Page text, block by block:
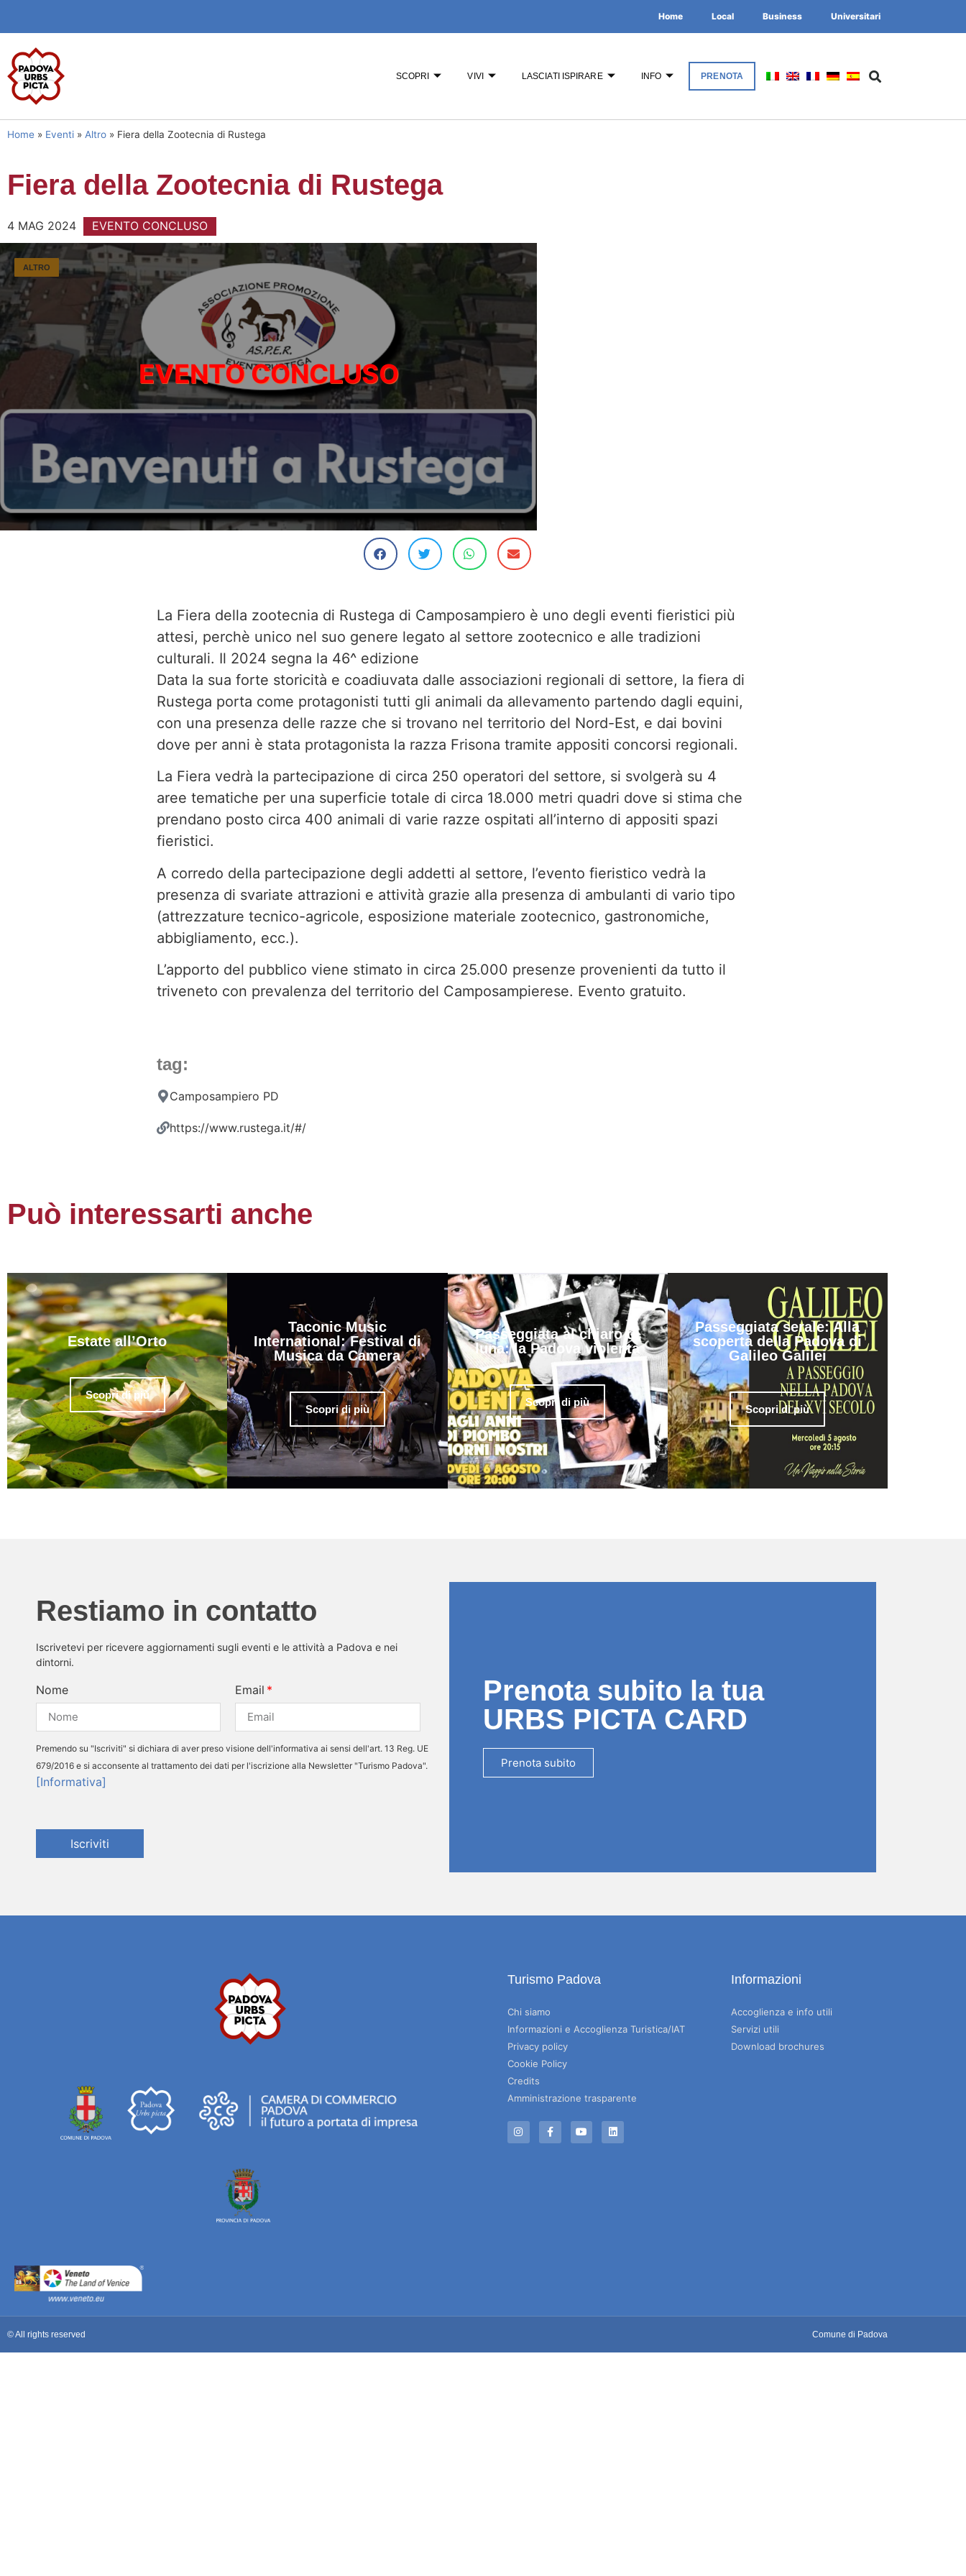
Home Local Business Universitari
SCOPRI VIVI LASCIATI ISPIRARE INFO PRENOTA
Home » Eventi » Altro » Fiera della Zootecnia di Rustega
Fiera della Zootecnia di Rustega
4 MAG 2024 EVENTO CONCLUSO
ALTRO
La Fiera della zootecnia di Rustega di Camposampiero è uno degli eventi fieristici più
attesi, perchè unico nel suo genere legato al settore zootecnico e alle tradizioni
culturali. Il 2024 segna la 46^ edizione
Data la sua forte storicità e coadiuvata dalle associazioni regionali di settore, la fiera di
Rustega porta come protagonisti tutti gli animali da allevamento partendo dagli equini,
con una presenza delle razze che si trovano nel territorio del Nord-Est, e dai bovini
dove per anni è stata protagonista la razza Frisona tramite appositi concorsi regionali.
La Fiera vedrà la partecipazione di circa 250 operatori del settore, si svolgerà su 4
aree tematiche per una superficie totale di circa 18.000 metri quadri dove si stima che
prendano posto circa 400 animali di varie razze ospitati all’interno di appositi spazi
fieristici.
A corredo della partecipazione degli addetti al settore, l’evento fieristico vedrà la
presenza di svariate attrazioni e attività grazie alla presenza di ambulanti di vario tipo
(attrezzature tecnico-agricole, esposizione materiale zootecnico, gastronomiche,
abbigliamento, ecc.).
L’apporto del pubblico viene stimato in circa 25.000 presenze provenienti da tutto il
triveneto con prevalenza del territorio del Camposampierese. Evento gratuito.
tag:
Camposampiero PD
https://www.rustega.it/#/
Può interessarti anche
Estate all’Orto
Scopri di più
Taconic Music
International: Festival di
Musica da Camera
Scopri di più
Passeggiata al chiaro di
luna: la Padova violenta
Scopri di più
Passeggiata serale: Alla
scoperta della Padova di
Galileo Galilei
Scopri di più
Restiamo in contatto
Iscrivetevi per ricevere aggiornamenti sugli eventi e le attività a Padova e nei
dintorni.
Nome Email
Premendo su "Iscriviti" si dichiara di aver preso visione dell'informativa ai sensi dell'art. 13 Reg. UE
679/2016 e si acconsente al trattamento dei dati per l'iscrizione alla Newsletter "Turismo Padova".
[Informativa]
Iscriviti
Prenota subito la tua
URBS PICTA CARD
Prenota subito
Turismo Padova
Chi siamo
Informazioni e Accoglienza Turistica/IAT
Privacy policy
Cookie Policy
Credits
Amministrazione trasparente
Informazioni
Accoglienza e info utili
Servizi utili
Download brochures
© All rights reserved Comune di Padova